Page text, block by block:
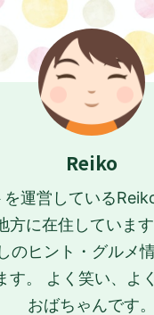
Reiko
を運営している
方に在住していま
のヒント・グルメ
す。 よく笑い、よ
おばちゃんです。